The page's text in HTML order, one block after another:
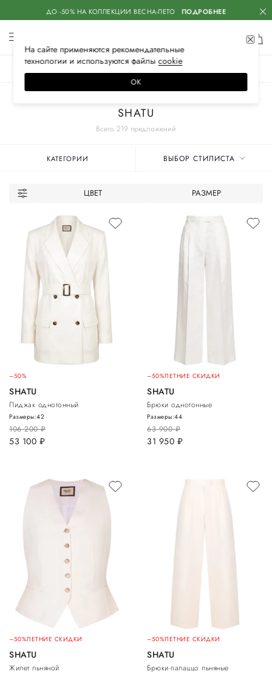
ДО -50% НА КОЛЛЕКЦИИ ВЕСНА-ЛЕТО ПОДРОБНЕЕ
Всего 219 предложений
SHATU
КАТЕГОРИИ ВЫБОР СТИЛИСТА
ЦВЕТ РАЗМЕР
–50%
SHATU
Пиджак однотонный
106 200руб.
53 100 руб.
Размеры:42
–50%ЛЕТНИЕ СКИДКИ
SHATU
Брюки однотонные
63 900руб.
31 950 руб.
Размеры:44
–50%ЛЕТНИЕ СКИДКИ
SHATU
Жилет льняной
–50%ЛЕТНИЕ СКИДКИ
SHATU
Брюки-палаццо льняные
На сайте применяются рекомендательные
технологии и используются файлысооkiе
ОК